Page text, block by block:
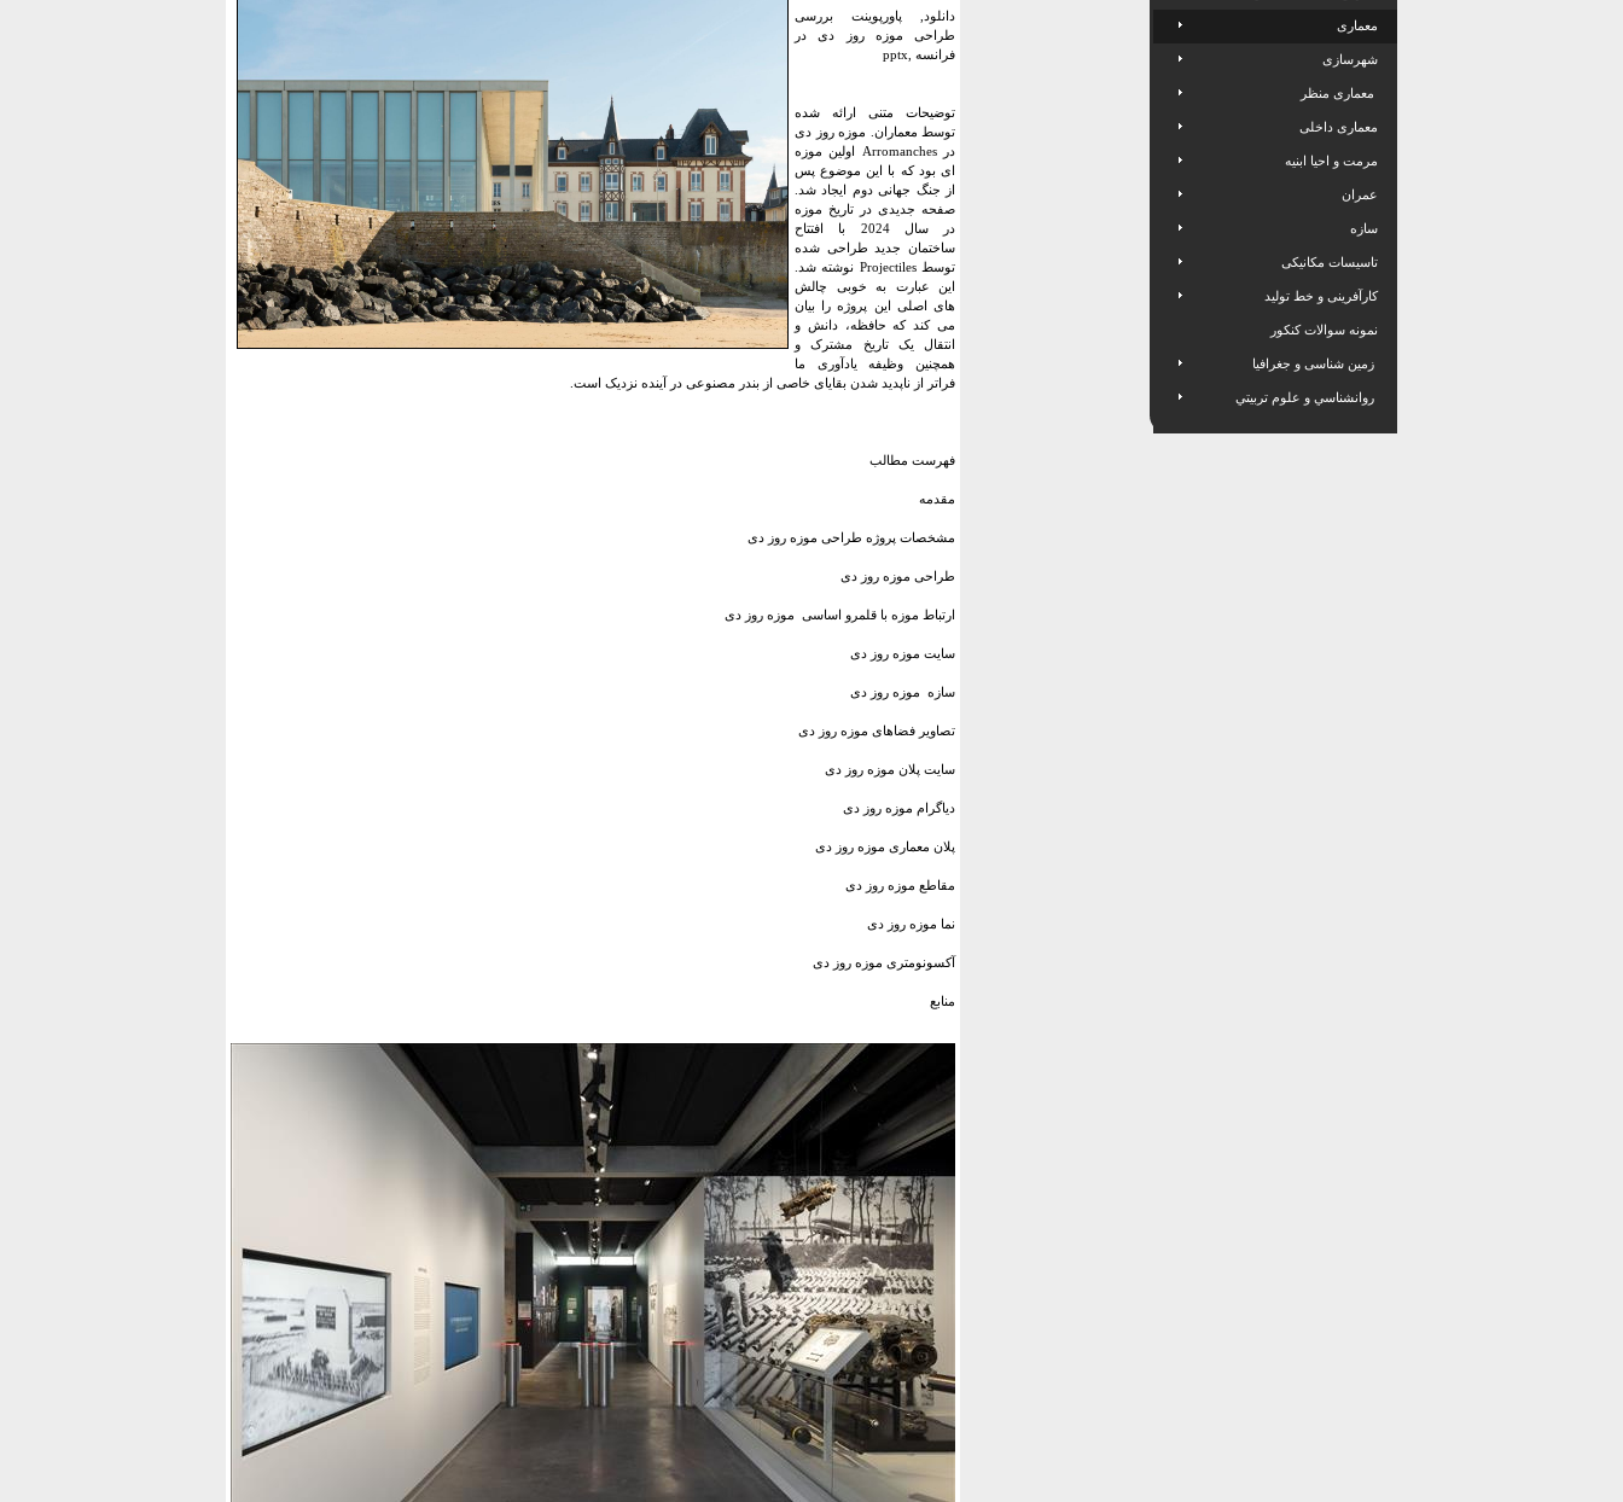
دانلود, پاورپوینت بررسی
طراحی موزه روز دی در
فرانسه ,pptx
توضیحات متنی ارائه شده
توسط معماران. موزه روز دی
در Arromanches اولین موزه
ای بود که با این موضوع پس
از جنگ جهانی دوم ایجاد شد.
صفحه جدیدی در تاریخ موزه
در سال 2024 با افتتاح
ساختمان جدید طراحی شده
توسط Projectiles نوشته شد.
این عبارت به خوبی چالش
های اصلی این پروژه را بیان
می کند که حافظه، دانش و
انتقال یک تاریخ مشترک و
همچنین وظیفه یادآوری ما
فراتر از ناپدید شدن بقایای خاصی از بندر مصنوعی در آینده نزدیک است.
فهرست مطالب
مقدمه
مشخصات پروژه طراحی موزه روز دی
طراحی موزه روز دی
ارتباط موزه با قلمرو اساسی موزه روز دی
سایت موزه روز دی
سازه موزه روز دی
تصاویر فضاهای موزه روز دی
سایت پلان موزه روز دی
دیاگرام موزه روز دی
پلان معماری موزه روز دی
مقاطع موزه روز دی
نما موزه روز دی
آکسونومتری موزه روز دی
منابع
معماری
شهرسازی
معماری منظر
معماری داخلی
مرمت و احیا ابنیه
عمران
سازه
تاسیسات مکانیکی
کارآفرینی و خط تولید
نمونه سوالات کنکور
زمین شناسی و جغرافیا
روانشناسي و علوم تربيتي